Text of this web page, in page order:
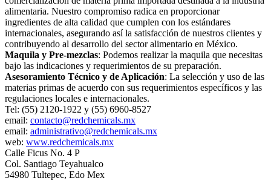
alimentaria. Nuestro compromiso radica en proporcionar
ingredientes de alta calidad que cumplen con los estándares
internacionales, asegurando así la satisfacción de nuestros clientes y
contribuyendo al desarrollo del sector alimentario en México.
Maquila y Pre-mezclas: Podemos realizar la maquila que necesitas
bajo las indicaciones y requerimientos de su preparación.
Asesoramiento Técnico y de Aplicación: La selección y uso de las
materias primas de acuerdo con sus requerimientos específicos y las
regulaciones locales e internacionales.
Tel: (55) 2120-1922 y (55) 6960-8527
email: contacto@redchemicals.mx
email: administrativo@redchemicals.mx
web: www.redchemicals.mx
Calle Ficus No. 4 P
Col. Santiago Teyahualco
54980 Tultepec, Edo Mex